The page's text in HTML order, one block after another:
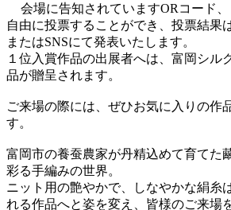
会場に告知されていますORコード
自由に投票することができ、投票結果
またはSNSにて発表いたします。
１位入賞作品の出展者へは、富岡シル
品が贈呈されます。
ご来場の際には、ぜひお気に入りの作
す。
富岡市の養蚕農家が丹精込めて育てた
彩る手編みの世界。
ニット用の艶やかで、しなやかな絹糸
れる作品へと姿を変え、皆様のご来場